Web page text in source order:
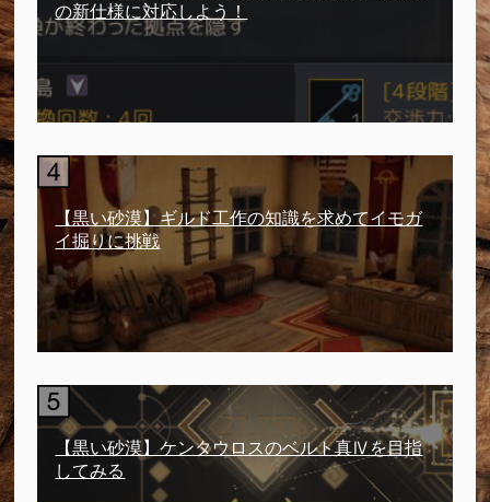
の新仕様に対応しよう！
【黒い砂漠】ギルド工作の知識を求めてイモガ
イ掘りに挑戦
【黒い砂漠】ケンタウロスのベルト真Ⅳを目指
してみる